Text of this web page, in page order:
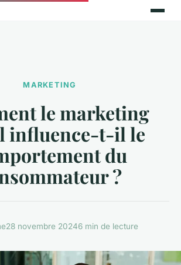
MARKETING
le marketing
influence-t-il le
du
?
28 novembre 20246 min de lecture